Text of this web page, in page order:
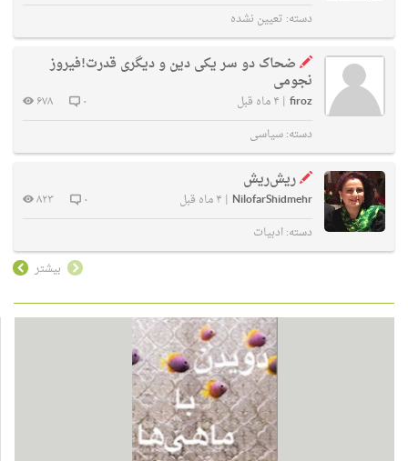
دسته: تعیین نشده
ضحاک دو سر یکی دین و دیگری قدرت!فیروز
نجومی
firoz
| ۴ ماه قبل ۰
۶۷۸
دسته:سیاسی
ریش‌ریش
NilofarShidmehr
| ۴ ماه قبل ۰
۸۲۳
دسته:ادبیات
بیشتر